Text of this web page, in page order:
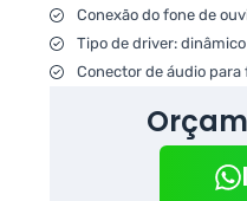
Conexão do fone de
Tipo de driver: dinâmico
Conector de áudio